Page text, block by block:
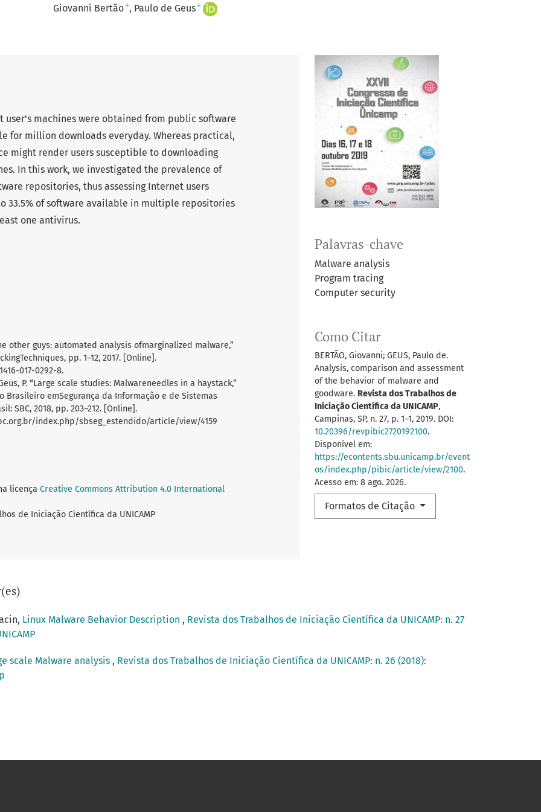
Giovanni Bertão+ Paulo de Geus+
Palavras-chave
Malware analysis
Program tracing
Computer security
Como Citar
BERTÃO, Giovanni; GEUS, Paulo de.
Analysis, comparison and assessment
of the behavior of malware and
goodware. Revista dos Trabalhos de
Iniciação Científica da UNICAMP,
Campinas, SP, n. 27, p. 1–1, 2019. DOI:
10.20396/revpibic2720192100.
Disponível em:
https://econtents.sbu.unicamp.br/event
os/index.php/pibic/article/view/2100.
Acesso em: 8 ago. 2026.
Formatos de Citação
user's machines were obtained from public software
for million downloads everyday. Whereas practical,
might render users susceptible to downloading
In this work, we investigated the prevalence of
repositories, thus assessing Internet users
33.5% of software available in multiple repositories
one antivirus.
other guys: automated analysis ofmarginalized malware,”
pp. 1–12, 2017. [Online].
017-0292-8.
P. “Large scale studies: Malwareneedles in a haystack,”
Brasileiro emSegurança da Informação e de Sistemas
SBC, 2018, pp. 203–212. [Online].
index.php/sbseg_estendido/article/view/4159
licença Creative Commons Attribution 4.0 International
de Iniciação Científica da UNICAMP
Linux Malware Behavior Description , Revista dos Trabalhos de Iniciação Científica da UNICAMP: n. 27
scale Malware analysis , Revista dos Trabalhos de Iniciação Científica da UNICAMP: n. 26 (2018):